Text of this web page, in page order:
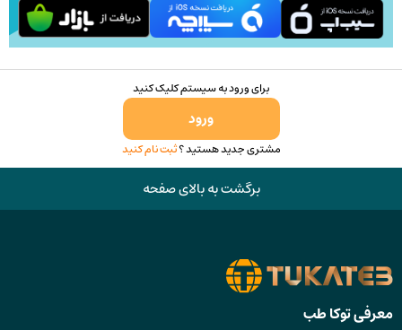
برای ورود به سیستم کلیک کنید
ورود
مشتری جدید هستید ؟ثبت نام کنید
برگشت به بالای صفحه
معرفی توکا طب